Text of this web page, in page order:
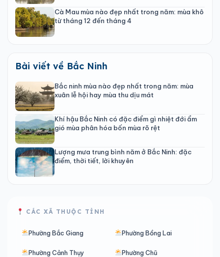
Cà Mau mùa nào đẹp nhất trong năm: mùa khô
từ tháng 12 đến tháng 4
Bài viết về Bắc Ninh
Bắc ninh mùa nào đẹp nhất trong năm: mùa
xuân lễ hội hay mùa thu dịu mát
Khí hậu Bắc Ninh có đặc điểm gì nhiệt đới ẩm
gió mùa phân hóa bốn mùa rõ rệt
Lượng mưa trung bình năm ở Bắc Ninh: đặc
điểm, thời tiết, lời khuyên
CÁC XÃ THUỘC TỈNH
Phường Bắc Giang Phường Bồng Lai
Phường Cảnh Thụy Phường Chũ